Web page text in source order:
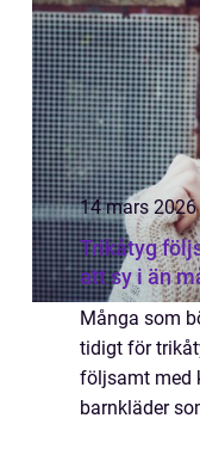
14 mars 2026
Trikåtyg följsamt, bekvämt och enklare
att sy i än
Många som
tidigt för
följsamt med
barnkläder